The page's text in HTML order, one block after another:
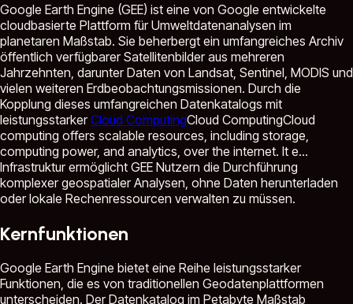
Google Earth Engine (GEE) ist eine von Google entwickelte
cloudbasierte Plattform für Umweltdatenanalysen im
planetaren Maßstab. Sie beherbergt ein umfangreiches Archiv
öffentlich verfügbarer Satellitenbilder aus mehreren
Jahrzehnten, darunter Daten von Landsat, Sentinel, MODIS und
vielen weiteren Erdbeobachtungsmissionen. Durch die
Kopplung dieses umfangreichen Datenkatalogs mit
leistungsstarkerCloud ComputingCloud ComputingCloud
computing offers scalable resources, including storage,
computing power, and analytics, over the internet. It e...
Infrastruktur ermöglicht GEE Nutzern die Durchführung
komplexer geospatialer Analysen, ohne Daten herunterladen
oder lokale Rechenressourcen verwalten zu müssen.
Kernfunktionen
Google Earth Engine bietet eine Reihe leistungsstarker
Funktionen, die es von traditionellen Geodatenplattformen
unterscheiden. Der Datenkatalog im Petabyte Maßstab